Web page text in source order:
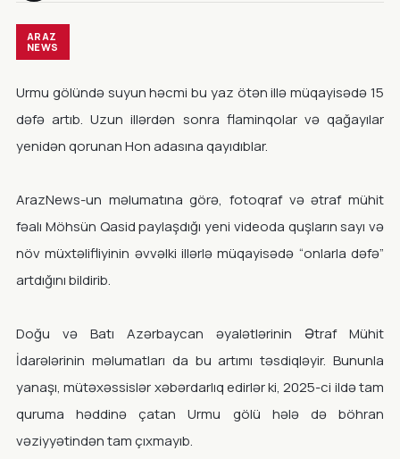
ARAZ
NEWS
Urmu gölündə suyun həcmi bu yaz ötən illə müqayisədə 15
dəfə artıb. Uzun illərdən sonra flaminqolar və qağayılar
yenidən qorunan Hon adasına qayıdıblar.
ArazNews-un məlumatına görə, fotoqraf və ətraf mühit
fəalı Möhsün Qasid paylaşdığı yeni videoda quşların sayı və
növ müxtəlifliyinin əvvəlki illərlə müqayisədə “onlarla dəfə”
artdığını bildirib.
Doğu və Batı Azərbaycan əyalətlərinin Ətraf Mühit
İdarələrinin məlumatları da bu artımı təsdiqləyir. Bununla
yanaşı, mütəxəssislər xəbərdarlıq edirlər ki, 2025-ci ildə tam
quruma həddinə çatan Urmu gölü hələ də böhran
vəziyyətindən tam çıxmayıb.